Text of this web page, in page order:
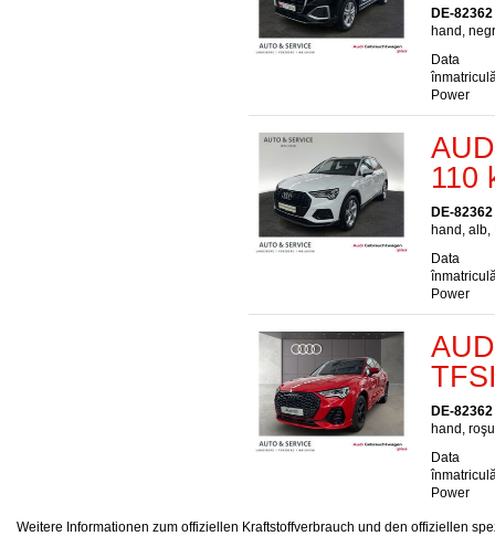
DE-
hand,
Data
Power
110
DE-
hand,
Data
Power
DE-
hand,
Data
Power
Weitere Informationen zum offiziellen Kraftstoffverbrauch und den offiziellen